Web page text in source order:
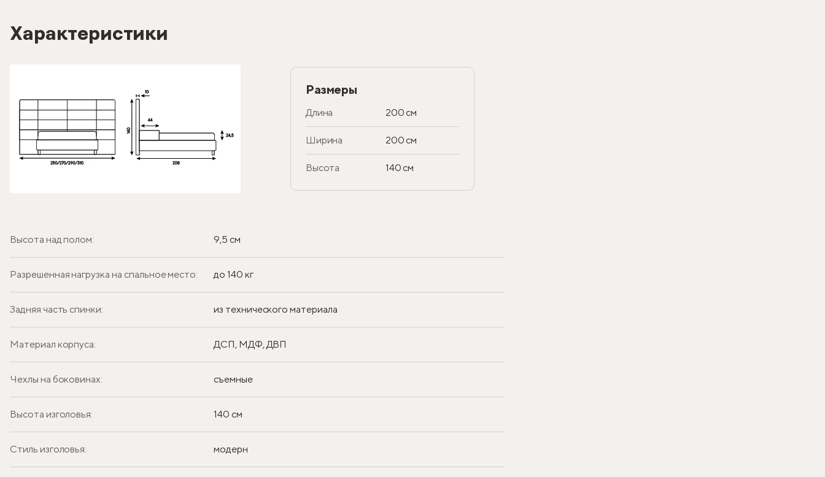
Характеристики
Размеры
Длина 200 см
Ширина 200 см
Высота 140 см
Высота над полом: 9,5 см
Разрешенная нагрузка на спальное место: до 140 кг
Задняя часть спинки: из технического материала
Материал корпуса: ДСП, МДФ, ДВП
Чехлы на боковинах: съемные
Высота изголовья: 140 см
Стиль изголовья: модерн